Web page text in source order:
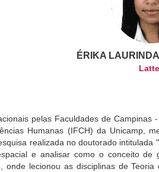
ÉRIKA
pelas Faculdades de
Humanas (IFCH) da Unicamp,
realizada no doutorado
e analisar como o conceito
onde lecionou as disciplinas de